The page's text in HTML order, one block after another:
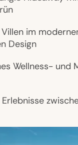
im
Design
Wellness- und